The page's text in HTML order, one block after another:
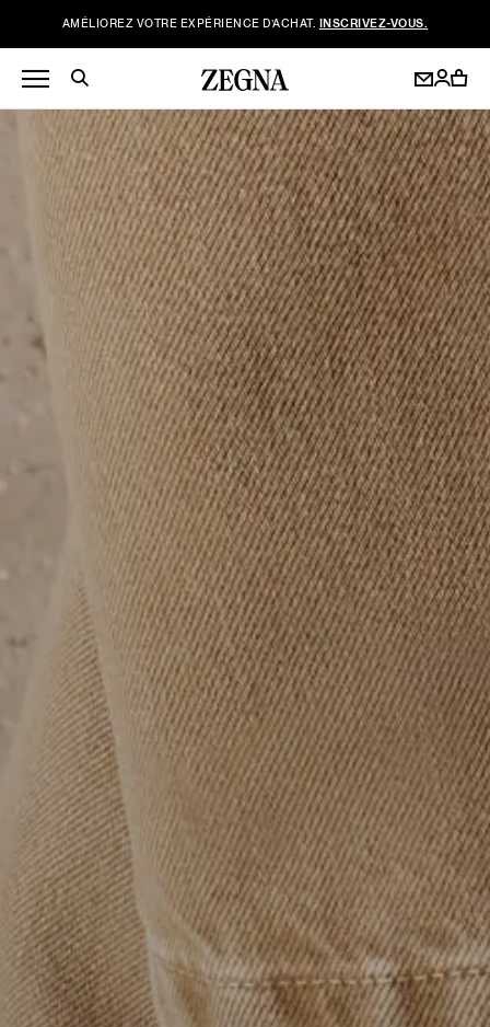
AMÉLIOREZ VOTRE EXPÉRIENCE D’ACHAT. INSCRIVEZ-VOUS.